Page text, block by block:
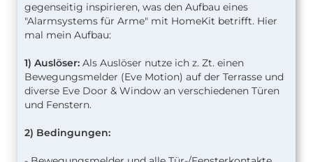
gegenseitig inspirieren, was den Aufbau eines
"Alarmsystems für Arme" mit HomeKit betrifft. Hier
mal mein Aufbau:
1) Auslöser: Als Auslöser nutze ich z. Zt. einen
Bewegungsmelder (Eve Motion) auf der Terrasse und
diverse Eve Door & Window an verschiedenen Türen
und Fenstern.
2) Bedingungen: